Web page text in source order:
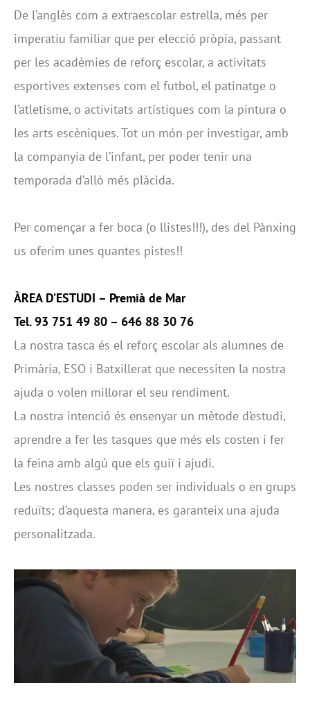
De l’anglès com a extraescolar estrella, més per
imperatiu familiar que per elecció pròpia, passant
per les acadèmies de reforç escolar, a activitats
esportives extenses com el futbol, el patinatge o
l’atletisme, o activitats artístiques com la pintura o
les arts escèniques. Tot un món per investigar, amb
la companyia de l’infant, per poder tenir una
temporada d’allò més plàcida.
Per començar a fer boca (o llistes!!!), des del Pànxing
us oferim unes quantes pistes!!
ÀREA D’ESTUDI – Premià de Mar
Tel. 93 751 49 80 – 646 88 30 76
La nostra tasca és el reforç escolar als alumnes de
Primària, ESO i Batxillerat que necessiten la nostra
ajuda o volen millorar el seu rendiment.
La nostra intenció és ensenyar un mètode d’estudi,
aprendre a fer les tasques que més els costen i fer
la feina amb algú que els guiï i ajudi.
Les nostres classes poden ser individuals o en grups
reduïts; d’aquesta manera, es garanteix una ajuda
personalitzada.